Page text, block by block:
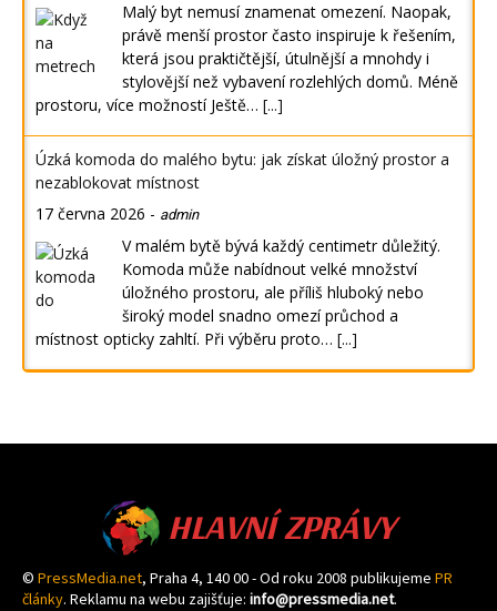
Malý byt nemusí znamenat omezení. Naopak,
právě menší prostor často inspiruje k řešením,
která jsou praktičtější, útulnější a mnohdy i
stylovější než vybavení rozlehlých domů. Méně
prostoru, více možností Ještě… [...]
Úzká komoda do malého bytu: jak získat úložný prostor a
nezablokovat místnost
17 června 2026 - admin
V malém bytě bývá každý centimetr důležitý.
Komoda může nabídnout velké množství
úložného prostoru, ale příliš hluboký nebo
široký model snadno omezí průchod a
místnost opticky zahltí. Při výběru proto… [...]
HLAVNÍ ZPRÁVY
© PressMedia.net, Praha 4, 140 00 - Od roku 2008 publikujeme PR
články. Reklamu na webu zajišťuje: info@pressmedia.net.